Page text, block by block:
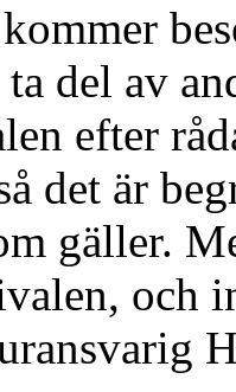
del av
efter
det är
gäller.
och